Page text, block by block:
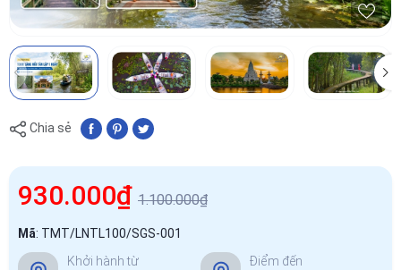
Chia sẻ
930.000₫ 1.100.000₫
Mã: TMT/LNTL100/SGS-001
Khởi hành từ
Điểm đến